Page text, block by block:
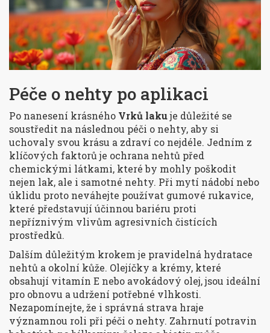
Péče o nehty po aplikaci
Po nanesení krásného Vrků lakuje důležité se
soustředit na následnou péči o nehty, aby si
uchovaly svou krásu a zdraví co nejdéle. Jedním z
klíčových faktorů je ochrana nehtů před
chemickými látkami, které by mohly poškodit
nejen lak, ale i samotné nehty. Při mytí nádobí nebo
úklidu proto neváhejte používat gumové rukavice,
které představují účinnou bariéru proti
nepříznivým vlivům agresivních čistících
prostředků.
Dalším důležitým krokem je pravidelná hydratace
nehtů a okolní kůže. Olejíčky a krémy, které
obsahují vitamín E nebo avokádový olej, jsou ideální
pro obnovu a udržení potřebné vlhkosti.
Nezapomínejte, že i správná strava hraje
významnou roli při péči o nehty. Zahrnutí potravin